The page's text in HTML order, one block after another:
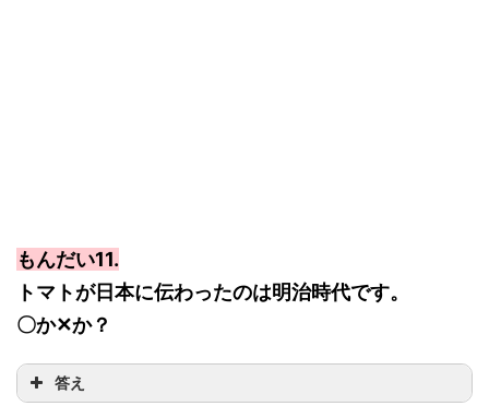
もんだい11.
トマトが日本に伝わったのは明治時代です。
〇か✕か？
答え